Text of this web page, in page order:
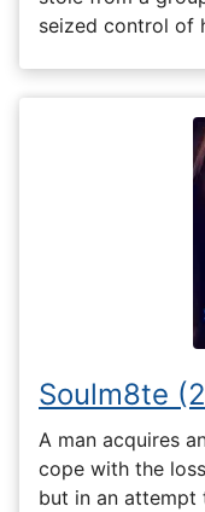
seized control of
Soulm8te
A man acquires
cope with the
but in an attempt